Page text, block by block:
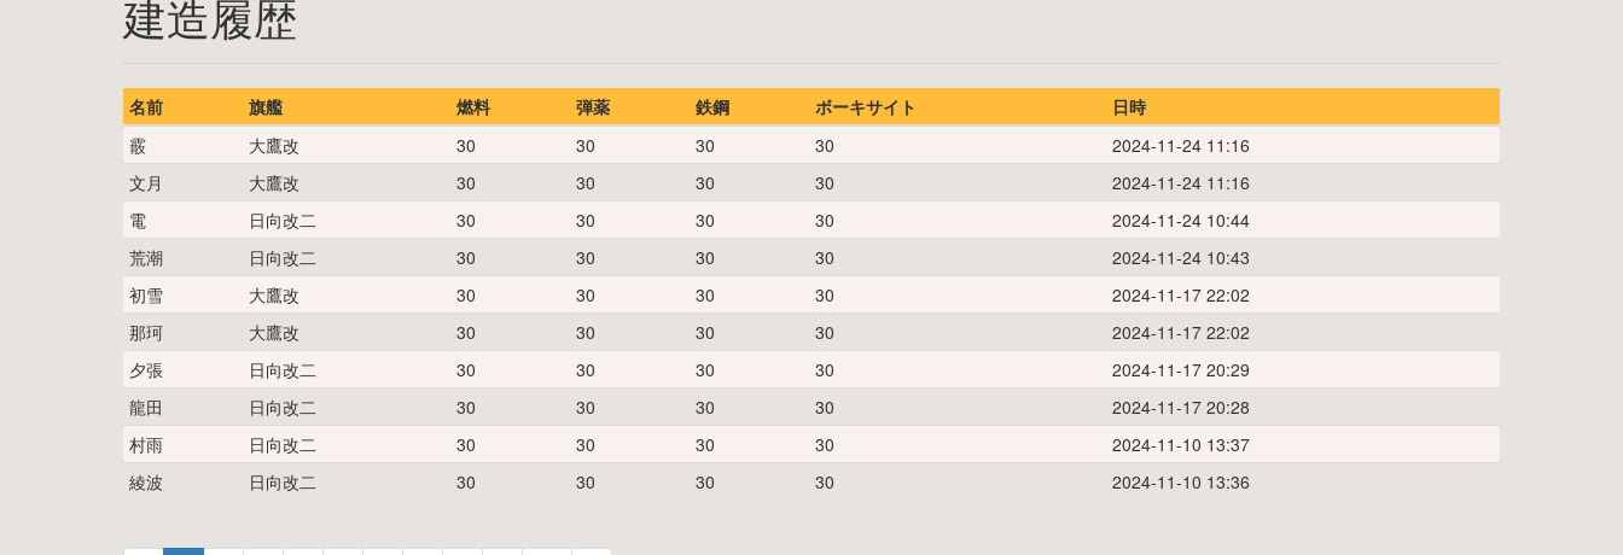
建造履歴
名前 旗艦 燃料 弾薬 鉄鋼 ボーキサイト
日時
霰
大鷹改 30 30 30 30
2024-11-24 11:16
文月
大鷹改 30 30 30 30
2024-11-24 11:16
電
日向改二 30 30 30 30
2024-11-24 10:44
荒潮
日向改二 30 30 30 30
2024-11-24 10:43
初雪
大鷹改 30 30 30 30
2024-11-17 22:02
那珂
大鷹改 30 30 30 30
2024-11-17 22:02
夕張
日向改二 30 30 30 30
2024-11-17 20:29
龍田
日向改二 30 30 30 30
2024-11-17 20:28
村雨
日向改二 30 30 30 30
2024-11-10 13:37
綾波
日向改二 30 30 30 30 2024-11-10 13:36